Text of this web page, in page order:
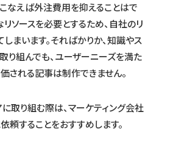
なえば外注費用を抑えることはで
リソースを必要とするため、自社のリ
しまいます。そればかりか、知識やス
り組んでも、ユーザーニーズを満た
される記事は制作できません。
に取り組む際は、マーケティング会社
頼することをおすすめします。